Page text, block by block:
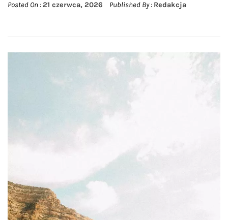
Posted On :21 czerwca, 2026 Published By : Redakcja